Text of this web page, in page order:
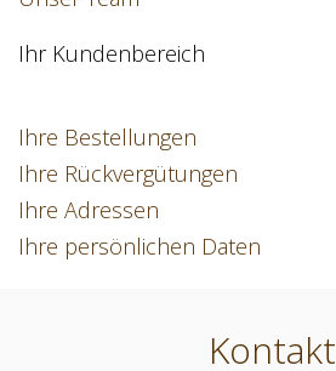
Ihr Kundenbereich
Ihre Bestellungen
Ihre Rückvergütungen
Ihre Adressen
Ihre persönlichen Daten
Kontakt